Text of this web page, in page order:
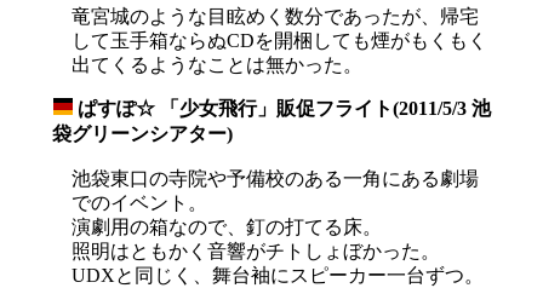
竜宮城のような目眩めく数分であったが、帰宅
して玉手箱ならぬCDを開梱しても煙がもくもく
出てくるようなことは無かった。
ぱすぽ☆ 「少女飛行」販促フライト(2011/5/3 池
袋グリーンシアター)
池袋東口の寺院や予備校のある一角にある劇場
でのイベント。
演劇用の箱なので、釘の打てる床。
照明はともかく音響がチトしょぼかった。
UDXと同じく、舞台袖にスピーカー一台ずつ。